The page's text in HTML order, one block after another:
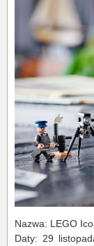
Nazwa: LEGO
Daty: 29